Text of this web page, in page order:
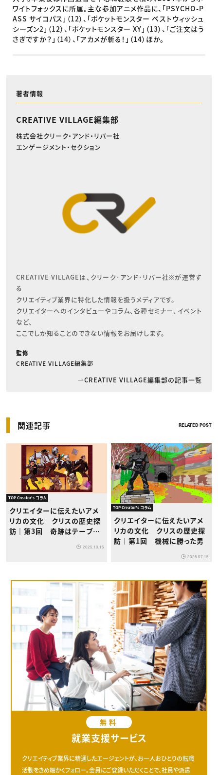
ワイトフォックスに所属。主な参加アニメ作品に、「PSYCHO-P
ASS サイコパス」（12）、「ポケットモンスター ベストウィッシュ
シーズン2」（12）、「ポケットモンスター XY」（13）、「ご注文はう
さぎですか？」（14）、「アカメが斬る！」（14）ほか。
著者情報
CREATIVE VILLAGE編集部
株式会社クリーク・アンド・リバー社
エンゲージメント・セクション
CREATIVE VILLAGEは、クリーク･アンド･リバー社※が運営す
る
クリエイティブ業界に特化した情報を扱うメディアです。
クリエイターへのインタビューやコラム、各種セミナー、イベント
など、
ここでしか知ることのできない情報をお届けします。
監修
CREATIVE VILLAGE編集部
CREATIVE VILLAGE編集部の記事一覧
関連記事 RELATED POST
TOP Creator's コラム
クリエイターに伝えたいアメ
リカの文化 クリスの歴史探
訪｜第3回 奇跡はテーブル
2025.10.15
TOP Creator's コラム
クリエイターに伝えたいアメ
リカの文化 クリスの歴史探
訪｜第1回 機械に勝った男
2025.07.15
無料
就業支援サービス
クリエイティブ業界に精通したエージェントが、お一人おひとりの転職
活動をきめ細かくフォロー。会員にご登録いただくことで、社員や派遣